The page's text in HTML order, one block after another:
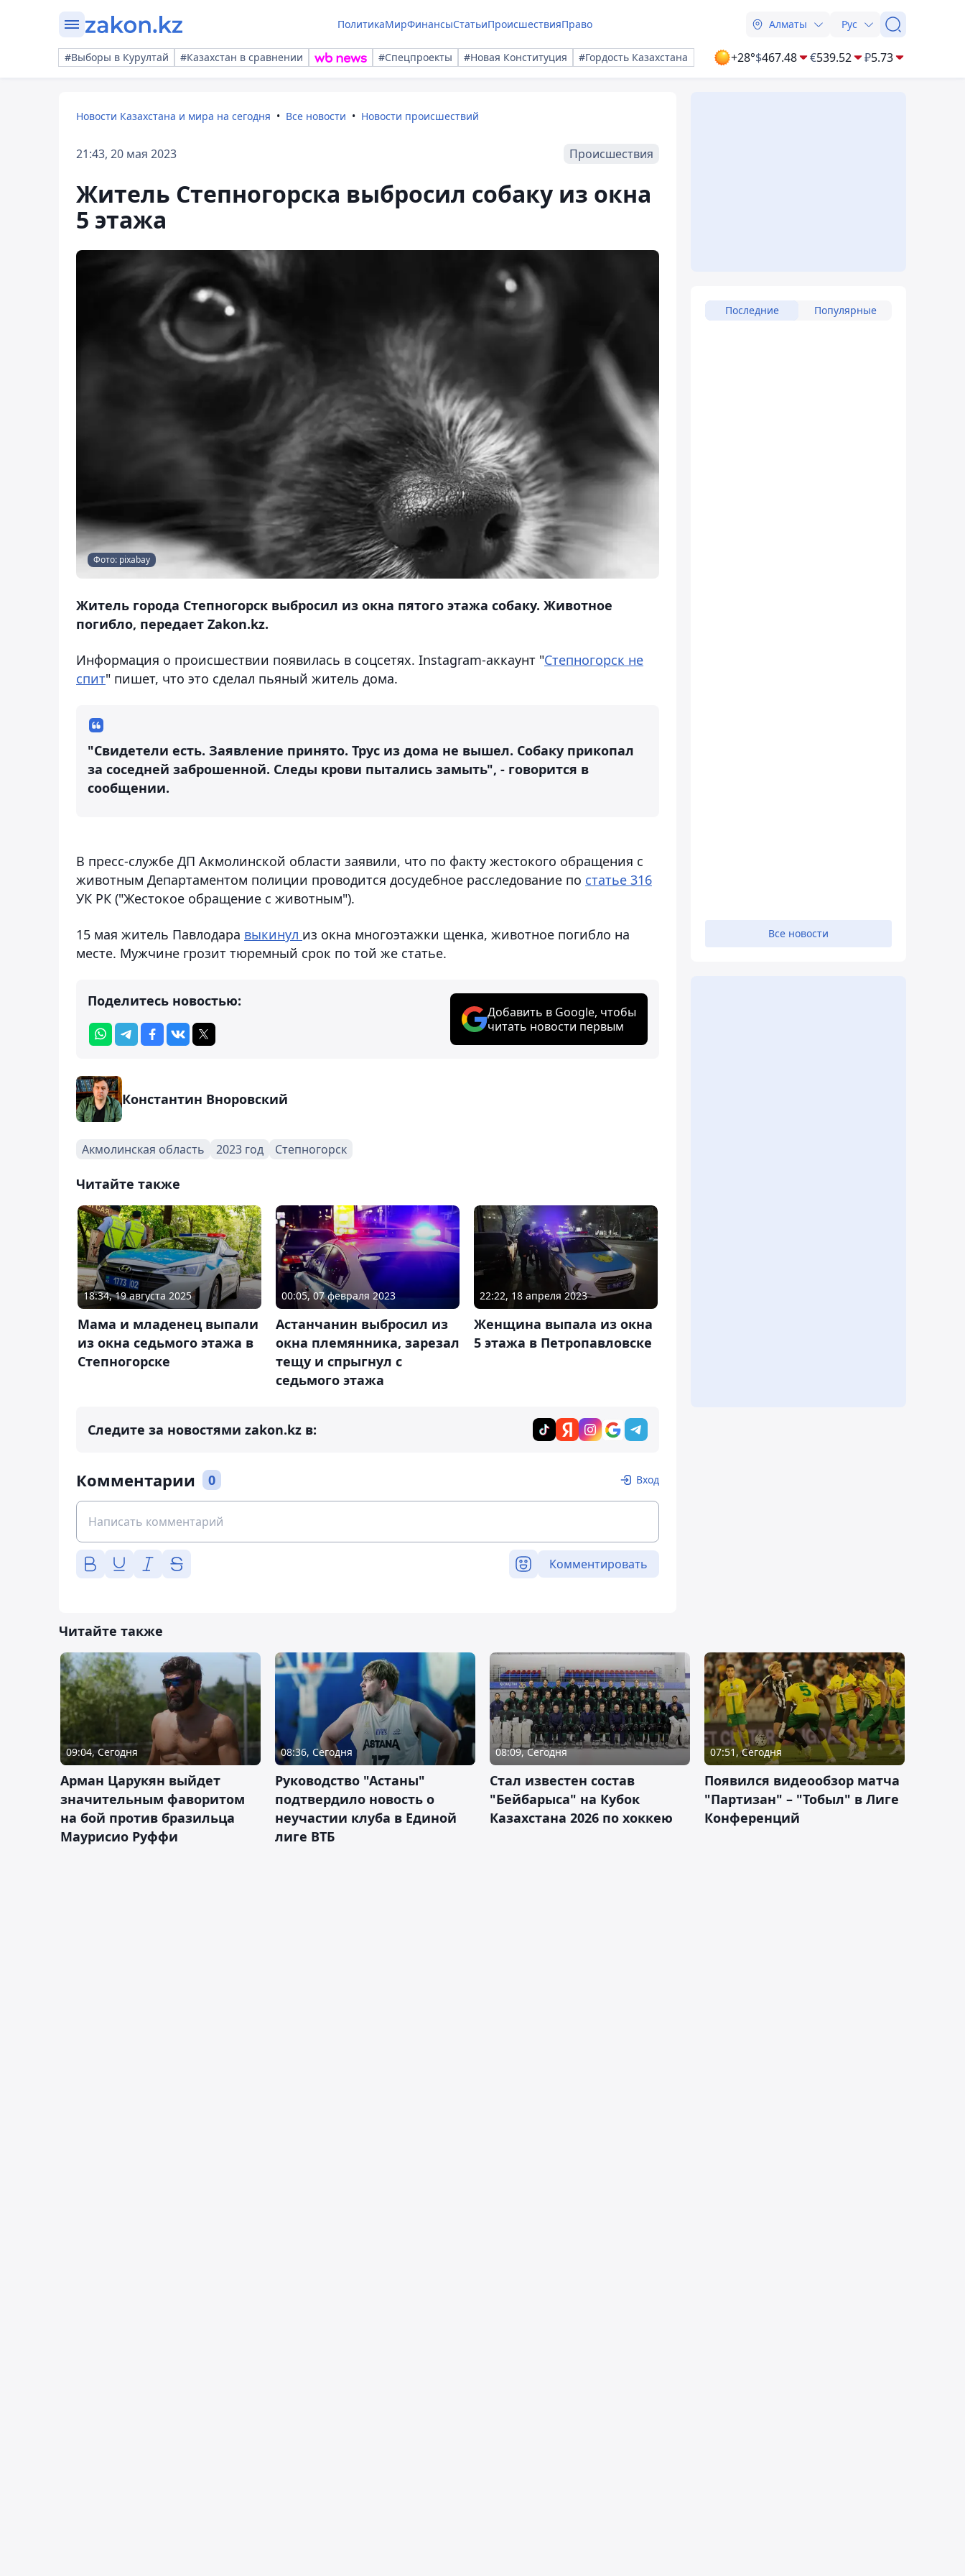
ПолитикаМирФинансыСтатьиПроисшествияПраво Алматы Рус
#Выборы в Курултай #Казахстан в сравнении #Спецпроекты #Новая Конституция #Гордость Казахстана +28°$467.48 €539.52 ₽5.73
Новости Казахстана и мира на сегодня Все новости Новости происшествий
21:43, 20 мая 2023 Происшествия
Житель Степногорска выбросил собаку из окна
5 этажа
Фото: pixabay
Житель города Степногорск выбросил из окна пятого этажа собаку. Животное
погибло, передает Zakon.kz.
Информация о происшествии появилась в соцсетях. Instagram-аккаунт "Степногорск не
спит" пишет, что это сделал пьяный житель дома.
"Свидетели есть. Заявление принято. Трус из дома не вышел. Собаку прикопал
за соседней заброшенной. Следы крови пытались замыть", - говорится в
сообщении.
В пресс-службе ДП Акмолинской области заявили, что по факту жестокого обращения с
животным Департаментом полиции проводится досудебное расследование по статье 316
УК РК ("Жестокое обращение с животным").
15 мая житель Павлодара выкинул из окна многоэтажки щенка, животное погибло на
месте. Мужчине грозит тюремный срок по той же статье.
Поделитесь новостью:
Добавить в Google, чтобы
читать новости первым
Константин Вноровский
Акмолинская область 2023 год Степногорск
Читайте также
18:34, 19 августа 2025
Мама и младенец выпали
из окна седьмого этажа в
Степногорске
00:05, 07 февраля 2023
Астанчанин выбросил из
окна племянника, зарезал
тещу и спрыгнул с
седьмого этажа
22:22, 18 апреля 2023
Женщина выпала из окна
5 этажа в Петропавловске
Следите за новостями zakon.kz в:
Комментарии 0 Вход
Комментировать
Последние Популярные
Все новости
Читайте также
09:04, Сегодня
Арман Царукян выйдет
значительным фаворитом
на бой против бразильца
Маурисио Руффи
08:36, Сегодня
Руководство "Астаны"
подтвердило новость о
неучастии клуба в Единой
лиге ВТБ
08:09, Сегодня
Стал известен состав
"Бейбарыса" на Кубок
Казахстана 2026 по хоккею
07:51, Сегодня
Появился видеообзор матча
"Партизан" – "Тобыл" в Лиге
Конференций